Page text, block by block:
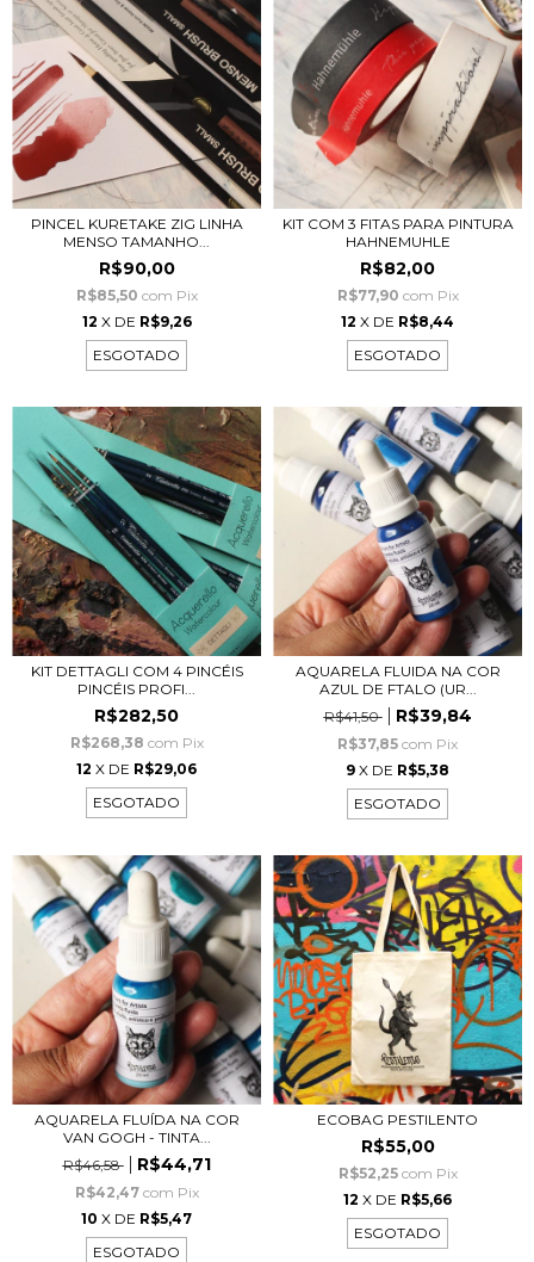
PINCEL KURETAKE ZIG LINHA
MENSO TAMANHO...
R$90,00
R$85,50 com Pix
12 X DE R$9,26
ESGOTADO
KIT COM 3 FITAS PARA PINTURA
HAHNEMUHLE
R$82,00
R$77,90 com Pix
12 X DE R$8,44
ESGOTADO
KIT DETTAGLI COM 4 PINCÉIS
PINCÉIS PROFI...
R$282,50
R$268,38 com Pix
12 X DE R$29,06
ESGOTADO
AQUARELA FLUIDA NA COR
AZUL DE FTALO (UR...
R$41,50
R$39,84
R$37,85 com Pix
9 X DE R$5,38
ESGOTADO
AQUARELA FLUÍDA NA COR
VAN GOGH - TINTA...
R$46,58
R$44,71
R$42,47 com Pix
10 X DE R$5,47
ESGOTADO
ECOBAG PESTILENTO
R$55,00
R$52,25 com Pix
12 X DE R$5,66
ESGOTADO